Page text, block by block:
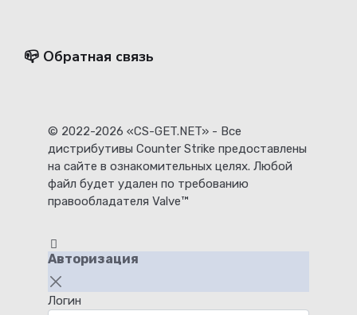
📪 Обратная связь
© 2022-2026 «CS-GET.NET» - Все
дистрибутивы Counter Strike предоставлены
на сайте в ознакомительных целях. Любой
файл будет удален по требованию
правообладателя Valve™
Авторизация
Логин